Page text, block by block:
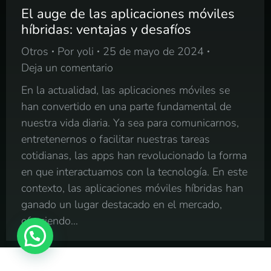
El auge de las aplicaciones móviles
híbridas: ventajas y desafíos
Otros Por yoli
25 de mayo de 2024
Deja un comentario
En la actualidad, las aplicaciones móviles se
han convertido en una parte fundamental de
nuestra vida diaria. Ya sea para comunicarnos,
entretenernos o facilitar nuestras tareas
cotidianas, las apps han revolucionado la forma
en que interactuamos con la tecnología. En este
contexto, las aplicaciones móviles híbridas han
ganado un lugar destacado en el mercado,
ofreciendo…